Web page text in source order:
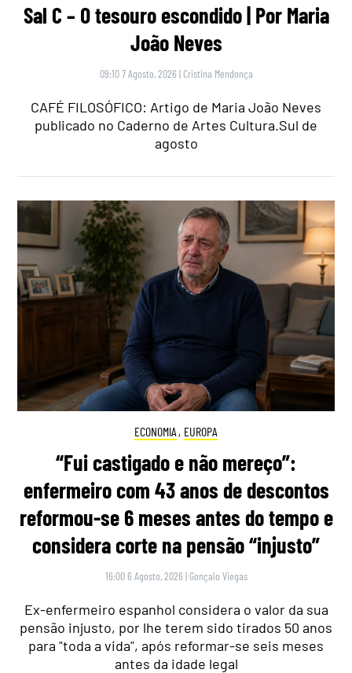
Sal C – O tesouro escondido | Por Maria
João Neves
09:10 7 Agosto, 2026 | Cristina Mendonça
CAFÉ FILOSÓFICO: Artigo de Maria João Neves
publicado no Caderno de Artes Cultura.Sul de
agosto
ECONOMIA , EUROPA
“Fui castigado e não mereço”:
enfermeiro com 43 anos de descontos
reformou-se 6 meses antes do tempo e
considera corte na pensão “injusto”
16:00 6 Agosto, 2026 | Gonçalo Viegas
Ex-enfermeiro espanhol considera o valor da sua
pensão injusto, por lhe terem sido tirados 50 anos
para "toda a vida", após reformar-se seis meses
antes da idade legal